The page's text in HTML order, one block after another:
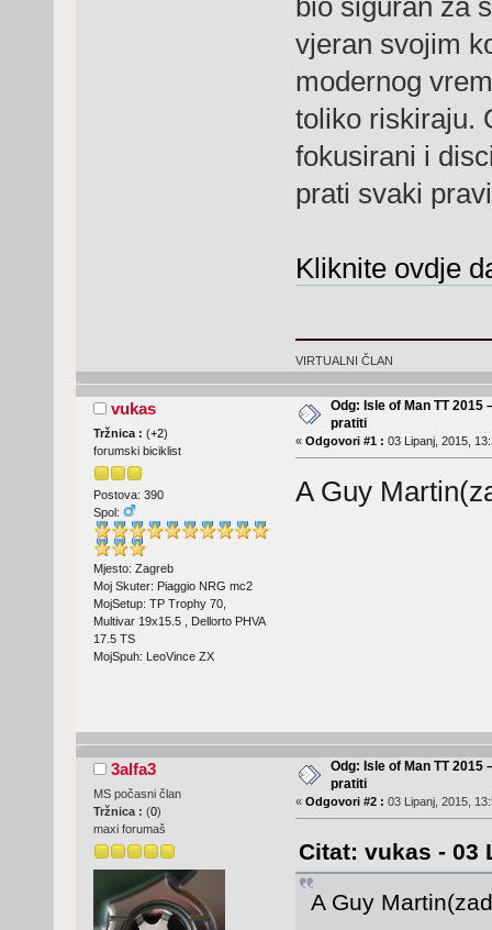
bio siguran za
vjeran svojim
modernog
toliko riskiraju.
fokusirani i
prati svaki
Kliknite ovdje
VIRTUALNI ČLAN
vukas
Tržnica : (+2)
forumski biciklist
Postova: 390
Spol:
Mjesto: Zagreb
Moj Skuter: Piaggio NRG mc2
MojSetup: TP Trophy 70,
Multivar 19x15.5 , Dellorto PHVA
17.5 TS
MojSpuh: LeoVince ZX
Odg: Isle of Man TT 2015
pratiti
« Odgovori #1 : 03 Lipanj, 2015,
A Guy
3alfa3
MS počasni član
Tržnica : (0)
maxi forumaš
Odg: Isle of Man TT 2015
pratiti
« Odgovori #2 : 03 Lipanj, 2015,
Citat: vukas - 03
A Guy